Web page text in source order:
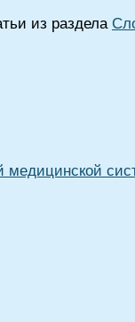
из раздела
медицинской